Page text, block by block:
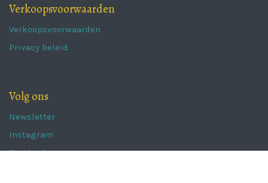
Verkoopsvoorwaarden
Verkoopsvoorwaarden
Privacy beleid
Volg ons
Newsletter
Instagram
Facebook